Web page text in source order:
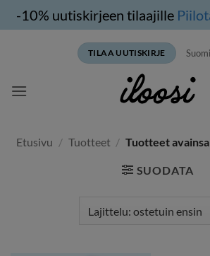
-10% uutiskirjeen tilaajille
TILAA UUTISKIRJE Suomi
Etusivu / Tuotteet / Tuotteet
SUODATA